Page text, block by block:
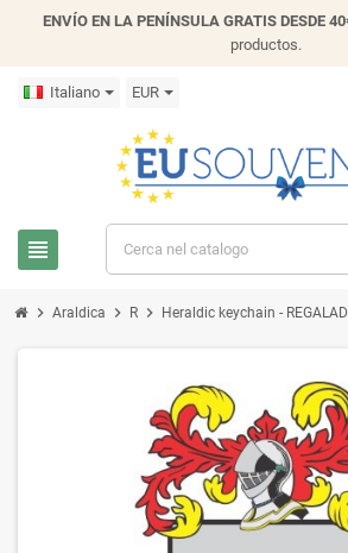
ENVÍO EN LA PENÍNSULA GRATIS DESDE
productos.
Italiano EUR
view_headline
chevron_right Araldica chevron_right R chevron_right Heraldic keychain -